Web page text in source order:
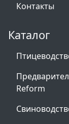
Контакты
Каталог
Reform